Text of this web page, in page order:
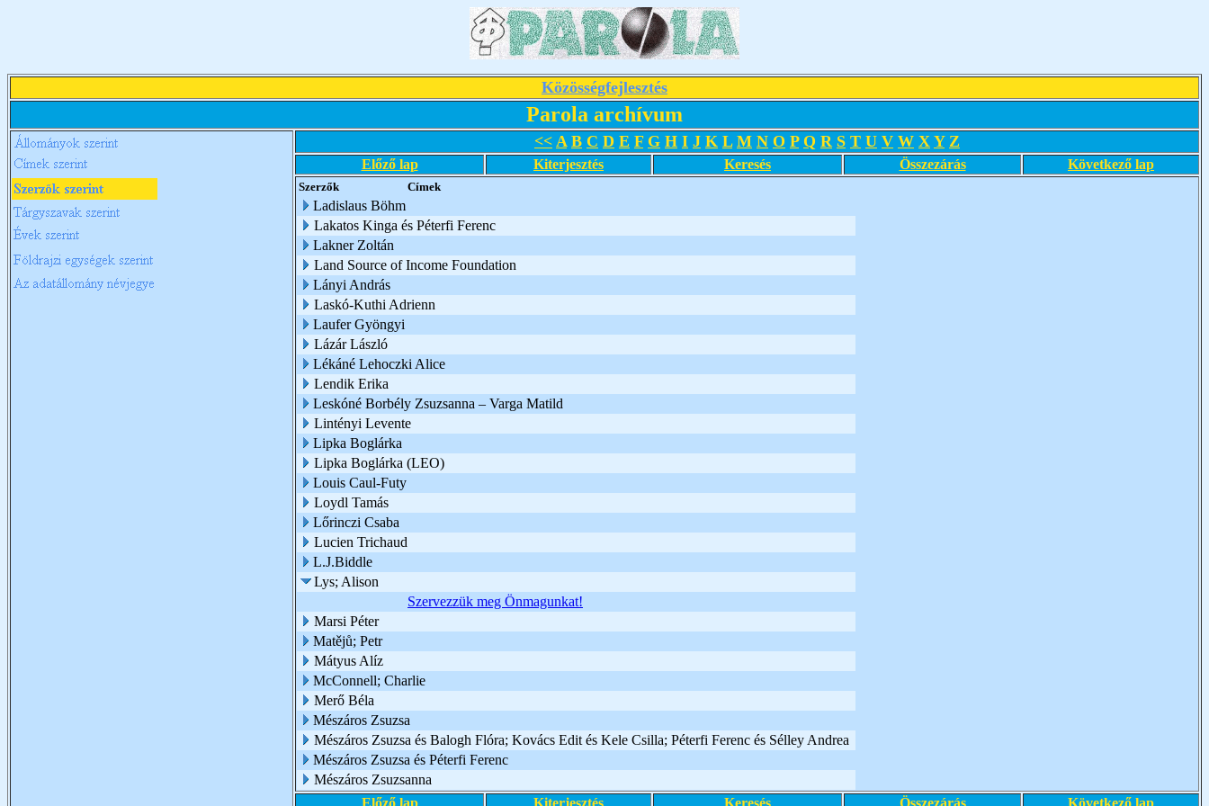
Közösségfejlesztés
Parola archívum
<< A B C D E F G H I J K L M N O P Q R S T U V W X Y Z
Előző lap Kiterjesztés Keresés Összezárás Következő lap
Szerzők Címek
Ladislaus Böhm
Lakatos Kinga és Péterfi Ferenc
Lakner Zoltán
Land Source of Income Foundation
Lányi András
Laskó-Kuthi Adrienn
Laufer Gyöngyi
Lázár László
Lékáné Lehoczki Alice
Lendik Erika
Leskóné Borbély Zsuzsanna – Varga Matild
Lintényi Levente
Lipka Boglárka
Lipka Boglárka (LEO)
Louis Caul-Futy
Loydl Tamás
Lőrinczi Csaba
Lucien Trichaud
L.J.Biddle
Lys; Alison
Szervezzük meg Önmagunkat!
Marsi Péter
Matějů; Petr
Mátyus Alíz
McConnell; Charlie
Merő Béla
Mészáros Zsuzsa
Mészáros Zsuzsa és Balogh Flóra; Kovács Edit és Kele Csilla; Péterfi Ferenc és Sélley Andrea
Mészáros Zsuzsa és Péterfi Ferenc
Mészáros Zsuzsanna
Előző lap
Kiterjesztés Keresés Összezárás Következő lap